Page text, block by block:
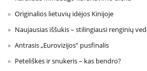
Originalios lietuvių idėjos Kinijoje
Naujausias iššukis – stilingiausi renginių
Antrasis „Eurovizijos” pusfinalis
Peteliškės ir snukeris – kas bendro?